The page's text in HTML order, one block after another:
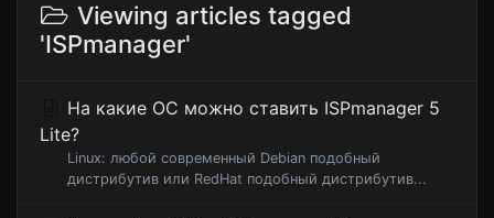
Viewing articles tagged
'ISPmanager'
На какие ОС можно ставить ISPmanager 5
Lite?
Linux: любой современный Debian подобный
дистрибутив или RedHat подобный дистрибутив...